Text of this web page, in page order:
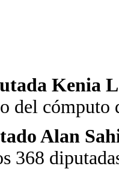
Kenia
del cómputo
Alan
368